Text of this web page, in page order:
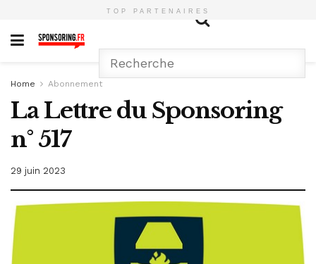
TOP PARTENAIRES
Home Abonnement
La Lettre du Sponsoring
n° 517
29 juin 2023